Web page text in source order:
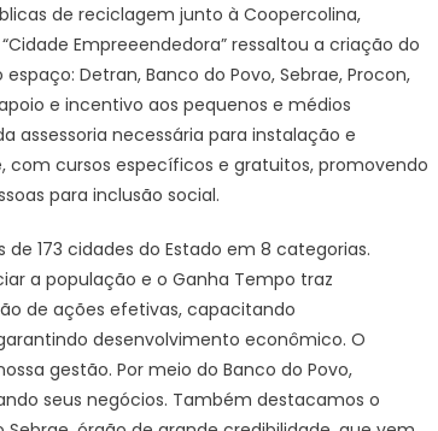
de reciclagem junto à Coopercolina,
Empreeendedora” ressaltou a criação do
Detran, Banco do Povo, Sebrae, Procon,
e incentivo aos pequenos e médios
necessária para instalação e
com cursos específicos e gratuitos, promovendo
para inclusão social.
173 cidades do Estado em 8 categorias.
a população e o Ganha Tempo traz
de ações efetivas, capacitando
desenvolvimento econômico. O
gestão. Por meio do Banco do Povo,
seus negócios. Também destacamos o